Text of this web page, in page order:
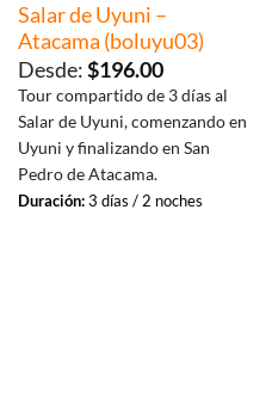
lista de
Salar de Uyuni –
Atacama (boluyu03)
Desde:$196.00
Tour compartido de 3 días al
Salar de Uyuni, comenzando en
Uyuni y finalizando en San
Pedro de Atacama.
Duración:3 días / 2 noches